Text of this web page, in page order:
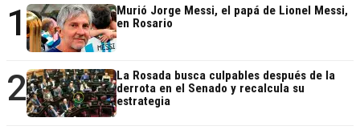
1
Murió Jorge Messi, el papá de Lionel Messi,
en Rosario
2
La Rosada busca culpables después de la
derrota en el Senado y recalcula su
estrategia